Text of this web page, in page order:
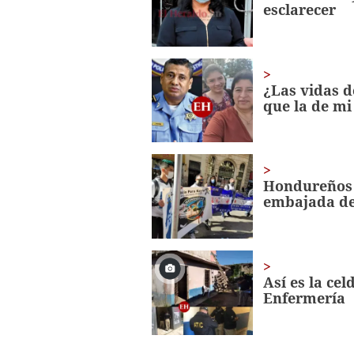
secondsVolume
0%
esclarecer
¿Las vidas
que la de
embajada
Así es la
Enfermería